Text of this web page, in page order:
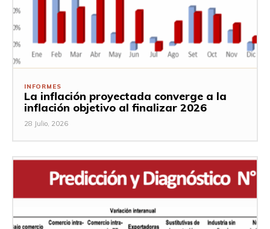
INFORMES
La inflación proyectada converge a la
inflación objetivo al finalizar 2026
28 Julio, 2026